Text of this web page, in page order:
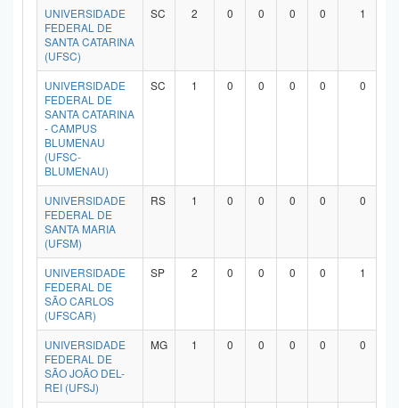
UNIVERSIDADE
FEDERAL DE
SANTA CATARINA
(UFSC)
SC 2 0 0 0 0 1
UNIVERSIDADE
FEDERAL DE
SANTA CATARINA
- CAMPUS
BLUMENAU
(UFSC-
BLUMENAU)
SC 1 0 0 0 0 0
UNIVERSIDADE
FEDERAL DE
SANTA MARIA
(UFSM)
RS 1 0 0 0 0 0
UNIVERSIDADE
FEDERAL DE
SÃO CARLOS
(UFSCAR)
SP 2 0 0 0 0 1
UNIVERSIDADE
FEDERAL DE
SÃO JOÃO DEL-
REI (UFSJ)
MG 1 0 0 0 0 0